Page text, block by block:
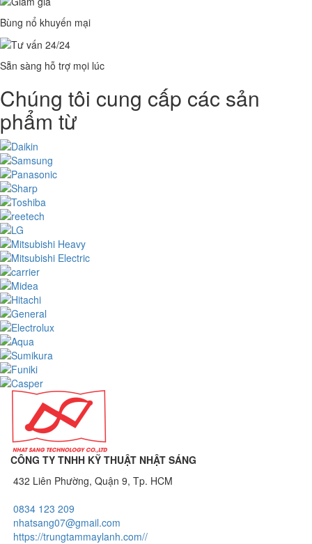
Bùng nổ khuyến mại
Sẵn sàng hỗ trợ mọi lúc
Chúng tôi cung cấp các sản
phẩm từ
CÔNG TY TNHH KỸ THUẬT NHẬT SÁNG
432 Liên Phường, Quận 9, Tp. HCM
0834 123 209
nhatsang07@gmail.com
https://trungtammaylanh.com//